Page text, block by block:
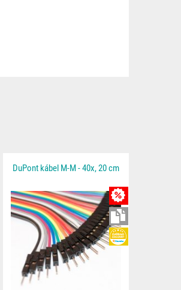
MNOŽSTEVNÁ ZĽAVY
HEUREKA
DuPont kábel M-M - 40x, 20 cm